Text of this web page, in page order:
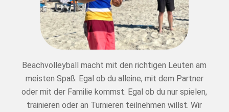
Beachvolleyball macht mit den richtigen Leuten am
meisten Spaß. Egal ob du alleine, mit dem Partner
oder mit der Familie kommst. Egal ob du nur spielen,
trainieren oder an Turnieren teilnehmen willst. Wir